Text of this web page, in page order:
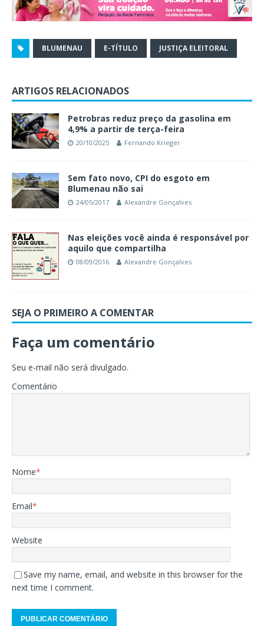
BLUMENAU E-TÍTULO JUSTIÇA ELEITORAL
ARTIGOS RELACIONADOS
Petrobras reduz preço da gasolina em
4,9% a partir de terça-feira
20/10/2025 Fernando Krieger
Sem fato novo, CPI do esgoto em
Blumenau não sai
24/05/2017 Alexandre Gonçalves
Nas eleições você ainda é responsável por
aquilo que compartilha
08/09/2016 Alexandre Gonçalves
SEJA O PRIMEIRO A COMENTAR
Faça um comentário
Seu e-mail não será divulgado.
Comentário
Nome*
Email*
Website
Save my name, email, and website in this browser for the
next time I comment.